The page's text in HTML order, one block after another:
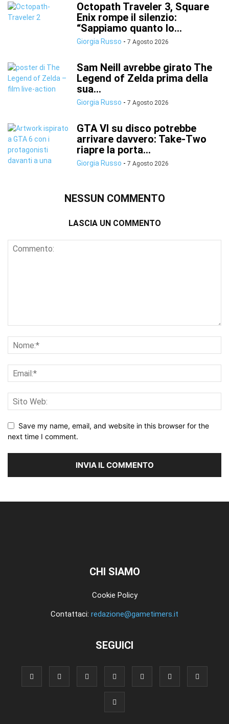
Octopath Traveler 3, Square
Enix rompe il silenzio:
“Sappiamo quanto lo...
Giorgia Russo - 7 Agosto 2026
Sam Neill avrebbe girato The
Legend of Zelda prima della
sua...
Giorgia Russo - 7 Agosto 2026
GTA VI su disco potrebbe
arrivare davvero: Take-Two
riapre la porta...
Giorgia Russo - 7 Agosto 2026
NESSUN COMMENTO
LASCIA UN COMMENTO
Save my name, email, and website in this browser for the
next time I comment.
CHI SIAMO
Cookie Policy
Contattaci: redazione@gametimers.it
SEGUICI